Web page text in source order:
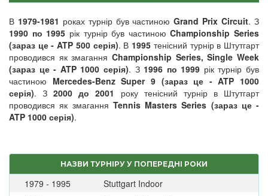
В 1979-1981 роках турнір був частиноюGrand Prix Circuit. З
1990 по 1995 рік турнір був частиноюChampionship Series
(зараз це - ATP 500 серія). В 1995 тенісний турнір в Штутгарт
проводився як змагання Championship Series, Single Week
(зараз це - ATP 1000 серія). З 1996 по 1999 рік турнір був
частиною Mercedes-Benz Super 9 (зараз це - ATP 1000
серія). З2000 до 2001
року тенісний турнір в Штутгарт
проводився як змагання Tennis Masters Series (зараз це -
ATP 1000 серія).
НАЗВИ ТУРНІРУ У ПОПЕРЕДНІ РОКИ
1979 - 1995
Stuttgart Indoor